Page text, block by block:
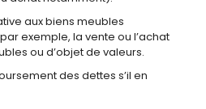
aux biens meubles
exemple, la vente ou l’achat
ou d’objet de valeurs.
des dettes s’il en